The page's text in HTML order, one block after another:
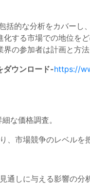
的な分析をカバー
する市場での地位を
の参加者は計画と方法
ダウンロード-https://
な価格調査。
市場競争のレベルを
通しに与える影響の分析